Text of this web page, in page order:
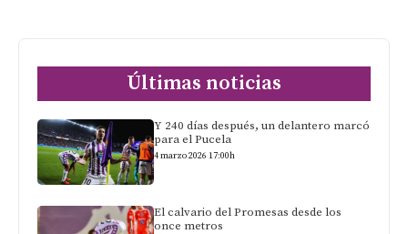
Últimas noticias
Y 240 días después, un delantero marcó
para el Pucela
4 marzo 2026 17:00h
El calvario del Promesas desde los
once metros